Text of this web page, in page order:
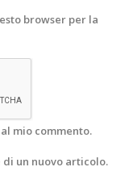
browser per la
mio commento.
un nuovo articolo.